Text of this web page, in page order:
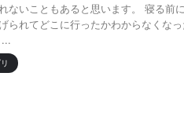
ないこともあると思います。 寝る前
られてどこに行ったかわからなくな